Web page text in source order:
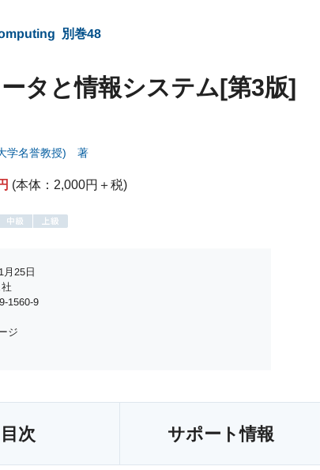
別巻48
タと情報システム[第3版]
学名誉教授) 著
(本体：2,000円＋税)
月25日
1560-9
ジ
目次 サポート情報